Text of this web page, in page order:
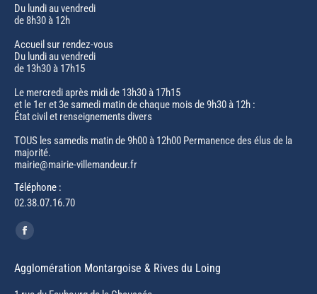
Du lundi au vendredi
de 8h30 à 12h
Accueil sur rendez-vous
Du lundi au vendredi
de 13h30 à 17h15
Le mercredi après midi de 13h30 à 17h15
et le 1er et 3e samedi matin de chaque mois de 9h30 à 12h :
État civil et renseignements divers
TOUS les samedis matin de 9h00 à 12h00 Permanence des élus de la
majorité.
mairie@mairie-villemandeur.fr
Téléphone :
02.38.07.16.70
Trouvez nous sur :
Facebook
opens
Agglomération Montargoise & Rives du Loing